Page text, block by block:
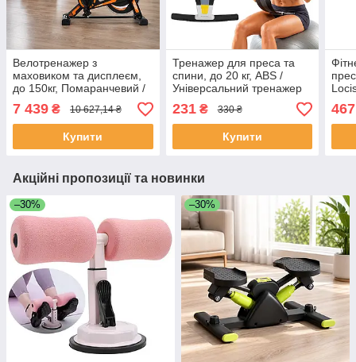
Велотренажер з
маховиком та дисплеєм,
до 150кг, Помаранчевий /
Велотренажер з
регульованим сидінням /
Тренажер для дому /
7 439 ₴ 10 627,14 ₴
Купити
Тренажер для преса та
спини, до 20 кг, ABS /
Універсальний тренажер
для тіла / Тренажер-
еспандер
231₴ 330 ₴
Купити
для
Акційні пропозиції та новинки
–30% –30%